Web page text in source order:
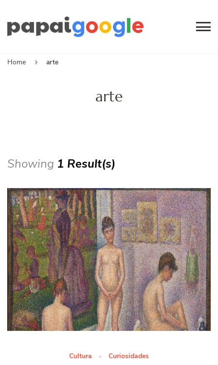
Home
arte
arte
Showing 1 Result(s)
Cultura Curiosidades